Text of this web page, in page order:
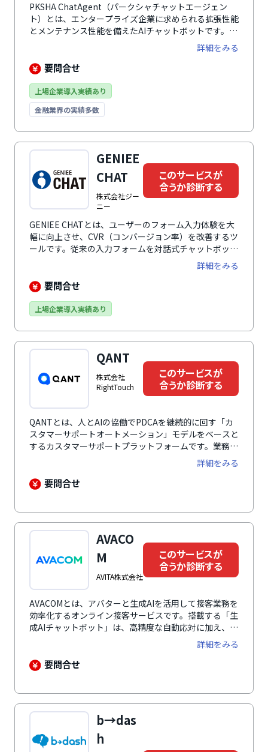
PKSHA ChatAgent（パークシャチャットエージェン
ト）とは、エンタープライズ企業に求められる拡張性能
とメンテナンス性能を備えたAIチャットボットです。株
式会社PKSHA Technologyが開発した高精度な日本語
特化NLPアルゴリズムを搭載し、高い拡張性による手軽
なメンテナンスで、顧客との対話効率化を支援します。
詳細をみる
要問合せ
上場企業導入実績あり
金融業界の実績多数
GENIEE
CHAT
株式会社ジー
ニー
このサービスが
合うか診断する
GENIEE CHATとは、ユーザーのフォーム入力体験を大
幅に向上させ、CVR（コンバージョン率）を改善するツ
ールです。従来の入力フォームを対話式チャットボット
に置き換え、画面遷移を減らすことで離脱を抑制。視覚
的訴求でユーザーの入力を促進し、CPA（顧客獲得単
価）の削減とROAS改善を実現します。専属担当者が導
して、効果的な顧客接点を創出。豊富な機能と高い開発
詳細をみる
要問合せ
上場企業導入実績あり
QANT
株式会社
RightTouch
このサービスが
合うか診断する
QANTとは、人とAIの協働でPDCAを継続的に​回す​「カ
スタマーサポートオートメーション」モデルをベースと
するカスタマーサポートプラットフォームです。業務と
顧客接点を結び、人とAIが連携して自律型な改善サイク
ルを形成します。持続的なPDCAにより、工数を削減し
つつ問い合わせ数の抑制効果を最大化し、AI精度の劇的
詳細をみる
要問合せ
AVACO
M
AVITA株式会社
このサービスが
合うか診断する
AVACOMとは、アバターと生成AIを活用して接客業務を
効率化するオンライン接客サービスです。搭載する「生
成AIチャットボット」は、高精度な自動応対に加え、必
要に応じてオペレーターへスムーズに移行できるため、
従来のチャットボットを超えた顧客満足度の高い接客を
実現します。マルチプラットフォーム対応で、WEBサ
詳細をみる
要問合せ
b→das
h